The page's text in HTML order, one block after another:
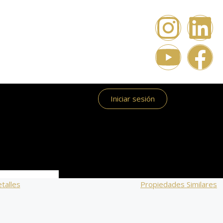
Iniciar sesión
Propiedades Similares